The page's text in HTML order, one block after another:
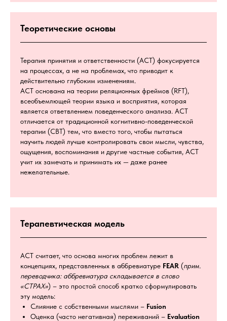
Теоретические основы
Терапия принятия и ответственности (ACT) фокусируется
на процессах, а не на проблемах, что приводит к
действительно глубоким изменениям.
ACT основана на теории реляционных фреймов (RFT),
всеобъемлющей теории языка и восприятия, которая
является ответвлением поведенческого анализа. ACT
отличается от традиционной когнитивно-поведенческой
терапии (CBT) тем, что вместо того, чтобы пытаться
научить людей лучше контролировать свои мысли, чувства,
ощущения, воспоминания и другие частные события, ACT
учит их замечать и принимать их — даже ранее
нежелательные.
Терапевтическая модель
ACT считает, что основа многих проблем лежит в
концепциях, представленных в аббревиатуре FEAR (прим.
переводчика: аббревиатура складывается в слово
«СТРАХ») – это простой способ кратко сформулировать
эту модель:
Слияние с собственными мыслями – Fusion
Оценка (часто негативная) переживаний – Evaluation